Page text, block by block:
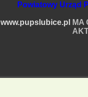
Powiatowy Urząd
www.pupslubice.pl
MA